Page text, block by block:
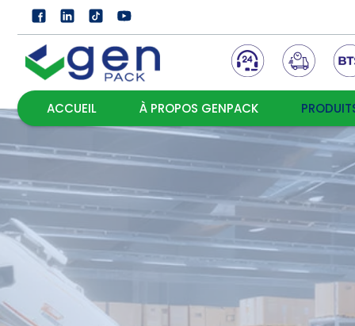
ACCUEIL À PROPOS GENPACK